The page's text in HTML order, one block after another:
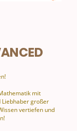
mit
Liebhaber großer
vertiefen und